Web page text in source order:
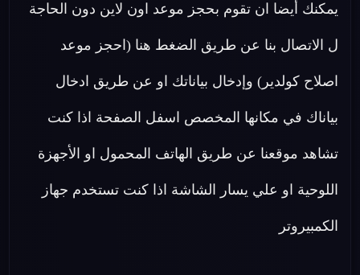
يمكنك أيضا ان تقوم بحجز موعد اون لاين دون الحاجة
ل الاتصال بنا عن طريق الضغط هنا (احجز موعد
اصلاح كولدير) وإدخال بياناتك او عن طريق ادخال
بياناك في مكانها المخصص اسفل الصفحة اذا كنت
تشاهد موقعنا عن طريق الهاتف المحمول او الأجهزة
اللوحية او علي يسار الشاشة اذا كنت تستخدم جهاز
الكمبيروتر